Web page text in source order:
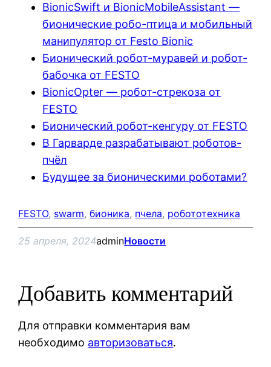
BionicSwift и BionicMobileAssistant —
бионические робо-птица и мобильный
манипулятор от Festo Bionic
Бионический робот-муравей и робот-
бабочка от FESTO
BionicOpter — робот-стрекоза от
FESTO
Бионический робот-кенгуру от FESTO
В Гарварде разрабатывают роботов-
пчёл
Будущее за бионическими роботами?
FESTO, swarm, бионика, пчела, робототехника
25 апреля, 2024adminНовости
Добавить комментарий
Для отправки комментария вам
необходимо авторизоваться.